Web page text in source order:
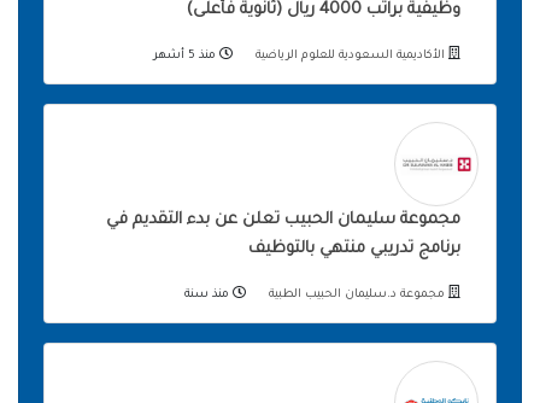
وظيفية براتب 4000 ريال (ثانوية فأعلى)
الأكاديمية السعودية للعلوم الرياضية منذ 5 أشهر
مجموعة سليمان الحبيب تعلن عن بدء التقديم في
برنامج تدريبي منتهي بالتوظيف
مجموعة د.سليمان الحبيب الطبية منذ سنة